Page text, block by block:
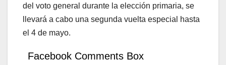
del voto general durante la elección primaria, se
llevará a cabo una segunda vuelta especial hasta
el 4 de mayo.
Facebook Comments Box